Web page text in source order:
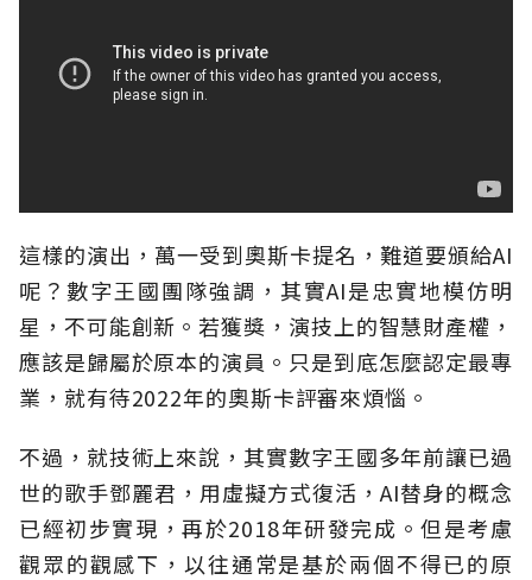
這樣的演出，萬一受到奧斯卡提名，難道要頒給AI
呢？數字王國團隊強調，其實AI是忠實地模仿明
星，不可能創新。若獲獎，演技上的智慧財產權，
應該是歸屬於原本的演員。只是到底怎麼認定最專
業，就有待2022年的奧斯卡評審來煩惱。
不過，就技術上來說，其實數字王國多年前讓已過
世的歌手鄧麗君，用虛擬方式復活，AI替身的概念
已經初步實現，再於2018年研發完成。但是考慮
觀眾的觀感下，以往通常是基於兩個不得已的原